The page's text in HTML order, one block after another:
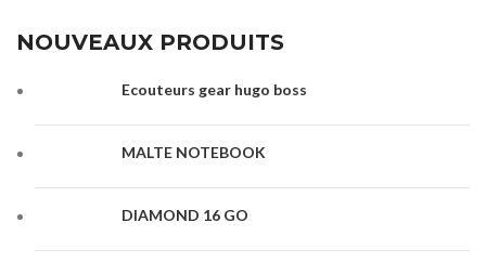
NOUVEAUX PRODUITS
Ecouteurs gear hugo boss
MALTE NOTEBOOK
DIAMOND 16 GO